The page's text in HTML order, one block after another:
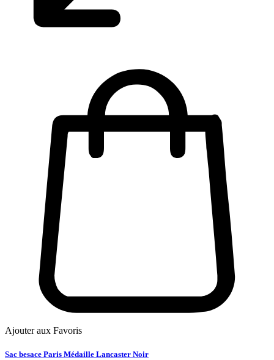
Ajouter aux Favoris
Sac besace Paris Médaille Lancaster Noir